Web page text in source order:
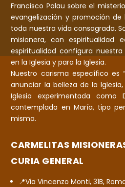
Francisco Palau sobre el
evangelización y promoción de
toda nuestra vida consagrada.
misionera, con espiritualidad
espiritualidad configura
en la Iglesia y para la Iglesia.
Nuestro carisma específico es
anunciar la belleza de la
Iglesia experimentada
contemplada en María, tipo
misma.
CARMELITAS
CURIA GENERAL
📍Via Vincenzo Monti, 31B,